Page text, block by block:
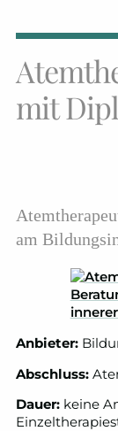
mit
am
Anbieter:
Abschluss:
Dauer: keine